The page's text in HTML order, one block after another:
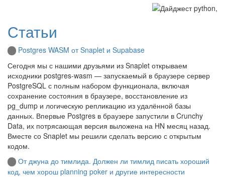
Статьи
Postgres WASM от Snaplet и Supabase
Сегодня мы с нашими друзьями из Snaplet открываем
исходники postgres-wasm — запускаемый в браузере сервер
PostgreSQL с полным набором функционала, включая
сохранение состояния в браузере, восстановление из
pg_dump и логическую репликацию из удалённой базы
данных. Впервые Postgres в браузере запустили в Crunchy
Data, их потрясающая версия выложена на HN месяц назад.
Вместе со Snaplet мы решили сделать версию с открытым
кодом.
От джуна до тимлида. Должен ли тимлид писать хороший
код, чем хорош planning poker и другие интересности